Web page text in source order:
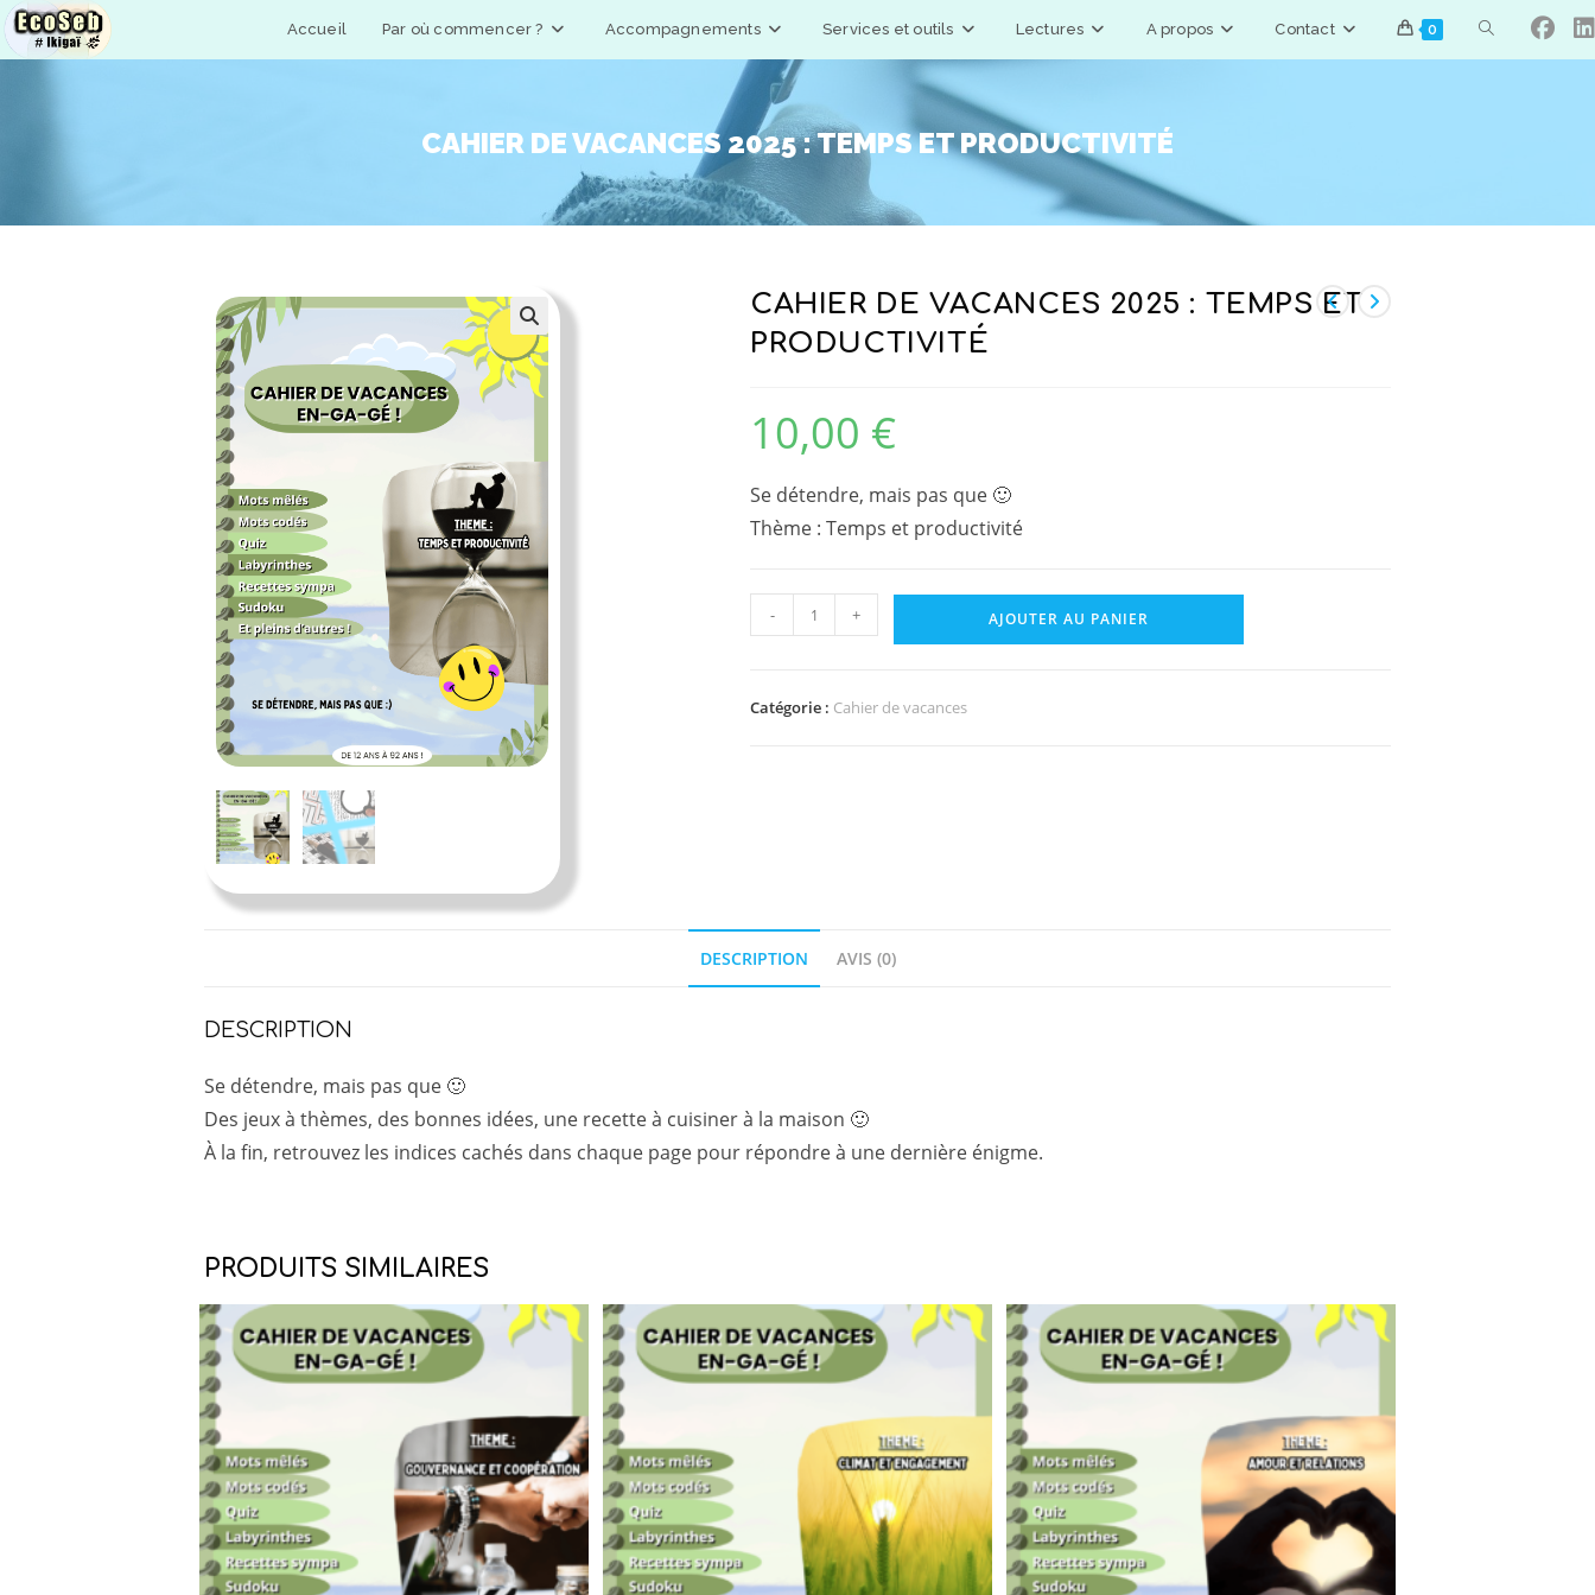
Skip
to
Accueil Par où commencer ? Accompagnements Services et outils Lectures A propos Contact 0 Toggle
CAHIER DE VACANCES 2025 : TEMPS ET PRODUCTIVITÉ
🔍
CAHIER DE VACANCES 2025 : TEMPS ET
PRODUCTIVITÉ
10,00 €
Se détendre, mais pas que 🙂
Thème : Temps et productivité
quantité
de
- + AJOUTER AU PANIER
Catégorie : Cahier de vacances
DESCRIPTION AVIS (0)
DESCRIPTION
Se détendre, mais pas que 🙂
Des jeux à thèmes, des bonnes idées, une recette à cuisiner à la maison 🙂
À la fin, retrouvez les indices cachés dans chaque page pour répondre à une dernière énigme.
PRODUITS SIMILAIRES